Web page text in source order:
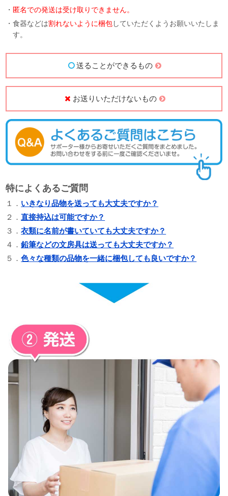
・匿名での発送は受け取りできません。
・食器などは割れないように梱包していただくようお願いいたしま
す。
送ることができるもの
お送りいただけないもの
特によくあるご質問
１．いきなり品物を送っても大丈夫ですか？
２．直接持込は可能ですか？
３．衣類に名前が書いていても大丈夫ですか？
４．鉛筆などの文房具は送っても大丈夫ですか？
５．色々な種類の品物を一緒に梱包しても良いですか？